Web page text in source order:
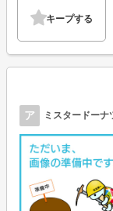
キープする
ア ミスタードー